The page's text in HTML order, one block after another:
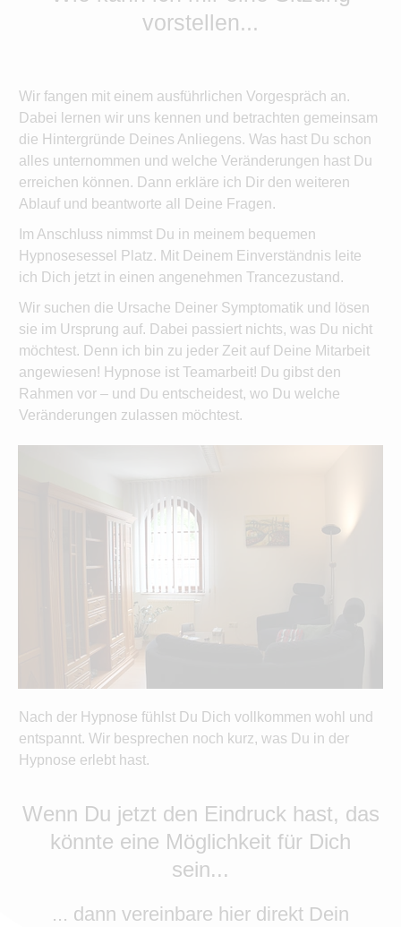
vorstellen...
Wir fangen mit einem ausführlichen Vorgespräch an.
Dabei lernen wir uns kennen und betrachten gemeinsam
die Hintergründe Deines Anliegens. Was hast Du schon
alles unternommen und welche Veränderungen hast Du
erreichen können. Dann erkläre ich Dir den weiteren
Ablauf und beantworte all Deine Fragen.
Im Anschluss nimmst Du in meinem bequemen
Hypnosesessel Platz. Mit Deinem Einverständnis leite
ich Dich jetzt in einen angenehmen Trancezustand.
Wir suchen die Ursache Deiner Symptomatik und lösen
sie im Ursprung auf. Dabei passiert nichts, was Du nicht
möchtest. Denn ich bin zu jeder Zeit auf Deine Mitarbeit
angewiesen! Hypnose ist Teamarbeit! Du gibst den
Rahmen vor – und Du entscheidest, wo Du welche
Veränderungen zulassen möchtest.
Nach der Hypnose fühlst Du Dich vollkommen wohl und
entspannt. Wir besprechen noch kurz, was Du in der
Hypnose erlebt hast.
Wenn Du jetzt den Eindruck hast, das
könnte eine Möglichkeit für Dich
sein...
... dann vereinbare hier direkt Dein